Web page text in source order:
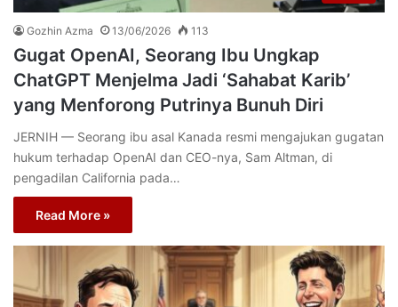
Gozhin Azma 13/06/2026 113
Gugat OpenAI, Seorang Ibu Ungkap
ChatGPT Menjelma Jadi ‘Sahabat Karib’
yang Menforong Putrinya Bunuh Diri
JERNIH — Seorang ibu asal Kanada resmi mengajukan gugatan
hukum terhadap OpenAI dan CEO-nya, Sam Altman, di
pengadilan California pada…
Read More »